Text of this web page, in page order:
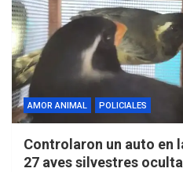
AMOR ANIMAL POLICIALES
Controlaron un auto en
27 aves silvestres